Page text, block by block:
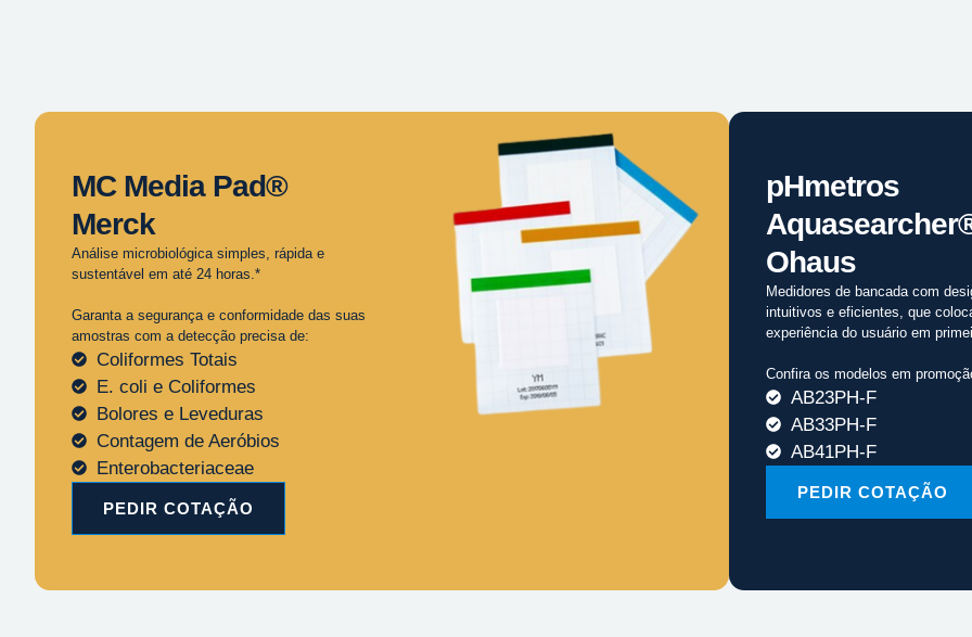
MC Media Pad®
Merck
Análise microbiológica simples, rápida e
sustentável em até 24 horas.*
Garanta a segurança e conformidade das suas
amostras com a detecção precisa de:
Coliformes Totais
E. coli e Coliformes
Bolores e Leveduras
Contagem de Aeróbios
Enterobacteriaceae
PEDIR COTAÇÃO
pHmetros
Ohaus
Medidores de bancada com
intuitivos e eficientes, que
experiência do usuário em
Confira os modelos em
AB23PH-F
AB33PH-F
AB41PH-F
PEDIR COTAÇÃO